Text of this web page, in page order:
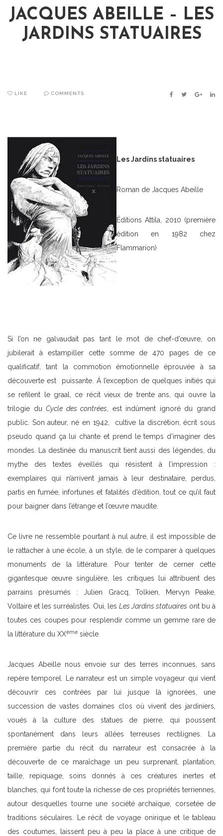
JACQUES ABEILLE – LES
JARDINS STATUAIRES
LIKE COMMENTS FACEBOOK
TWITTER
Les Jardins statuaires
Roman de Jacques Abeille
Éditions Attila, 2010 (première
édition en 1982 chez
Flammarion)
Si l’on ne galvaudait pas tant le mot de chef-d’œuvre, on
jubilerait à estampiller cette somme de 470 pages de ce
qualificatif, tant la commotion émotionnelle éprouvée à sa
découverte est puissante. Á l’exception de quelques initiés qui
se refilent le graal, ce récit vieux de trente ans, qui ouvre la
trilogie duCycle des contrées , est indûment ignoré du grand
public. Son auteur, né en 1942, cultive la discrétion, écrit sous
pseudo quand ça lui chante et prend le temps d’imaginer des
mondes. La destinée du manuscrit tient aussi des légendes, du
mythe des textes éveillés qui résistent à l’impression :
exemplaires qui n’arrivent jamais à leur destinataire, perdus,
partis en fumée, infortunes et fatalités d’édition, tout ce qu’il faut
pour baigner dans l’étrange et l’œuvre maudite.
Ce livre ne ressemble pourtant à nul autre, il est impossible de
le rattacher à une école, à un style, de le comparer à quelques
monuments de la littérature. Pour tenter de cerner cette
gigantesque œuvre singulière, les critiques lui attribuent des
parrains présumés : Julien Gracq, Tolkien, Mervyn Peake,
Voltaire et les surréalistes. Oui, les Les Jardins statuaires ont bu à
toutes ces coupes pour resplendir comme un gemme rare de
la littérature du XXème siècle.
Jacques Abeille nous envoie sur des terres inconnues, sans
repère temporel. Le narrateur est un simple voyageur qui vient
découvrir ces contrées par lui jusque là ignorées, une
succession de vastes domaines clos où vivent des jardiniers,
voués à la culture des statues de pierre, qui poussent
spontanément dans leurs allées terreuses rectilignes. La
première partie du récit du narrateur est consacrée à la
découverte de ce maraîchage un peu surprenant, plantation,
taille, repiquage, soins donnés à ces créatures inertes et
blanches, qui font toute la richesse de ces propriétés terriennes,
autour desquelles tourne une société archaïque, corsetée de
traditions séculaires. Le récit de voyage onirique et le tableau
des coutumes, laissent peu à peu la place à une critique de